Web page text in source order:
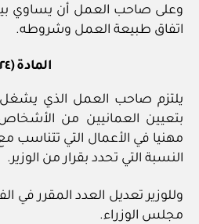
وعلى صاحب العمل أن يساوي
اتفاق طبيعة العمل وشروطه.
المادة (٢٤)
بتعيين العمانيين من
مهنيا في الأعمال التي تتناسب
النسبة التي تحدد بقرار من الوزير.
وللوزير تعديل العدد المقرر في
مجلس الوزراء.